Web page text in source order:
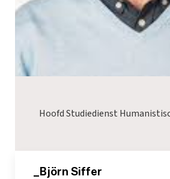
Hoofd Studiedienst
_Björn Siffer